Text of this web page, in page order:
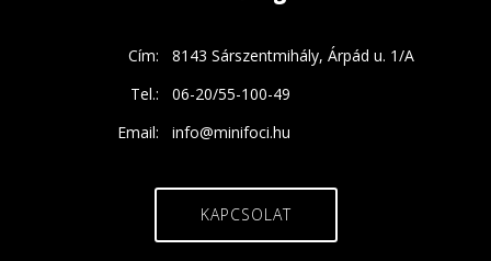
Cím:
8143 Sárszentmihály, Árpád u. 1/A
Tel.:
06-20/55-100-49
Email:
info@minifoci.hu
KAPCSOLAT